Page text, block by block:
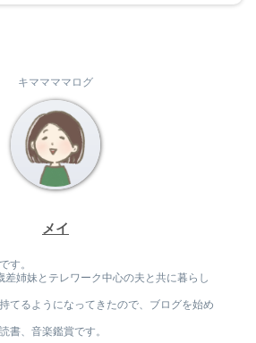
キママママログ
メイ
す。
差姉妹とテレワーク中心の夫と共に暮らし
てるようになってきたので、ブログを始め
書、音楽鑑賞です。